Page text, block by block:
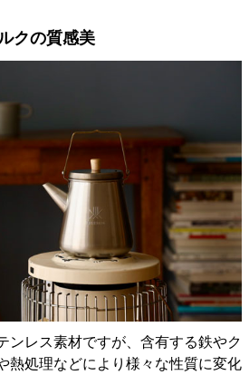
クの質感美
ンレス素材ですが、含有する鉄やク
熱処理などにより様々な性質に変化